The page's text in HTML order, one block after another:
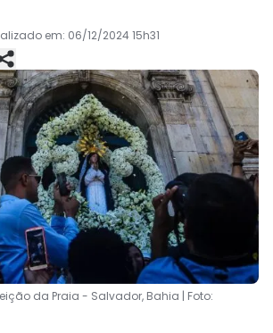
em: 06/12/2024 15h31
da Praia - Salvador, Bahia | Foto: